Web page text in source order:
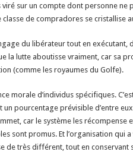
sur un compte dont personne
classe de compradores se cristallise
du libérateur tout en exécutant,
la lutte aboutisse vraiment, car sa
(comme les royaumes du Golfe).
morale d’individus spécifiques.
pourcentage prévisible d’entre
car le système les
sont promus. Et l’organisation
de très différent, tout en conservant